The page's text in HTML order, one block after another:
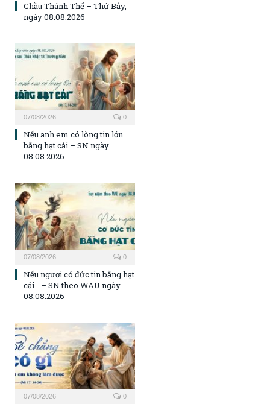
Chầu Thánh Thể – Thứ Bảy,
ngày 08.08.2026
07/08/2026 0
Nếu anh em có lòng tin lớn
bằng hạt cải – SN ngày
08.08.2026
07/08/2026 0
Nếu ngươi có đức tin bằng hạt
cải… – SN theo WAU ngày
08.08.2026
07/08/2026 0